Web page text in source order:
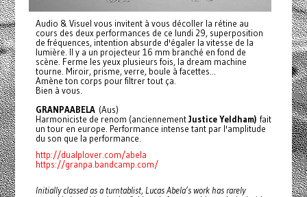
Audio & Visuel vous invitent à vous décoller la rétine au
cours des deux performances de ce lundi 29, superposition
de fréquences, intention absurde d'égaler la vitesse de la
lumière. Il y a un projecteur 16 mm branché en fond de
scène. Ferme les yeux plusieurs fois, la dream machine
tourne. Miroir, prisme, verre, boule à facettes...
Amène ton corps pour filtrer tout ça.
Bien à vous.
GRANPAABELA(Aus)
Harmoniciste de renom (anciennementJustice Yeldham)fait
un tour en europe. Performance intense tant par l'amplitude
du son que la performance.
http://dualplover.com/abela
https://granpa.bandcamp.com/
Initially classed as a turntablist, Lucas Abela’s work has rarely